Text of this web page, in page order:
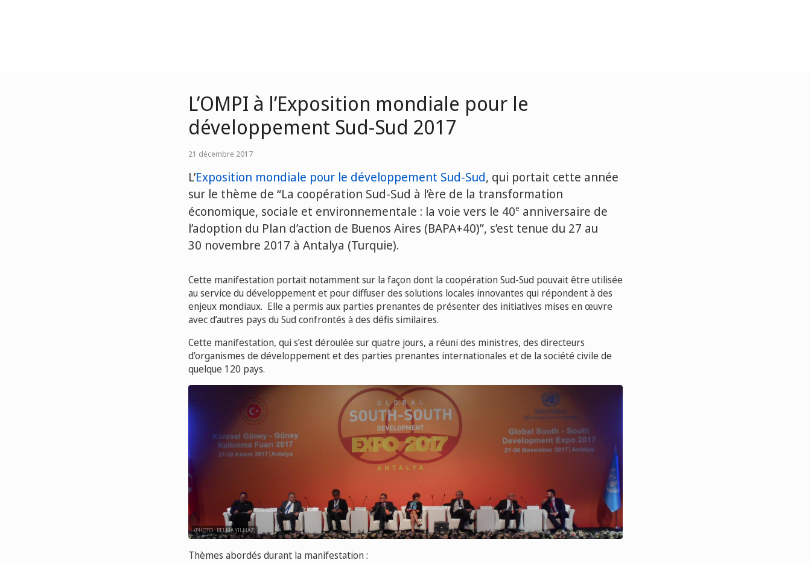
L’OMPI à l’Exposition mondiale pour le
développement Sud-Sud 2017
21 décembre 2017
L’Exposition mondiale pour le développement Sud-Sud, qui portait cette année
sur le thème de “La coopération Sud-Sud à l’ère de la transformation
économique, sociale et environnementale : la voie vers le 40e anniversaire de
l’adoption du Plan d’action de Buenos Aires (BAPA+40)”, s’est tenue du 27 au
30 novembre 2017 à Antalya (Turquie).
Cette manifestation portait notamment sur la façon dont la coopération Sud-Sud pouvait être utilisée
au service du développement et pour diffuser des solutions locales innovantes qui répondent à des
enjeux mondiaux. Elle a permis aux parties prenantes de présenter des initiatives mises en œuvre
avec d’autres pays du Sud confrontés à des défis similaires.
Cette manifestation, qui s’est déroulée sur quatre jours, a réuni des ministres, des directeurs
d’organismes de développement et des parties prenantes internationales et de la société civile de
quelque 120 pays.
(PHOTO : BELMA YILMAZ)
Thèmes abordés durant la manifestation :